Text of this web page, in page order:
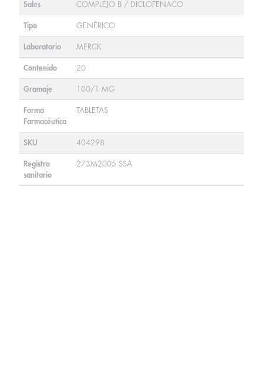
Sales COMPLEJO B / DICLOFENACO
Tipo GENÉRICO
Laboratorio MERCK
Contenido 20
Gramaje 100/1 MG
Forma
Farmacéutica
TABLETAS
SKU 404298
Registro
sanitario
273M2005 SSA